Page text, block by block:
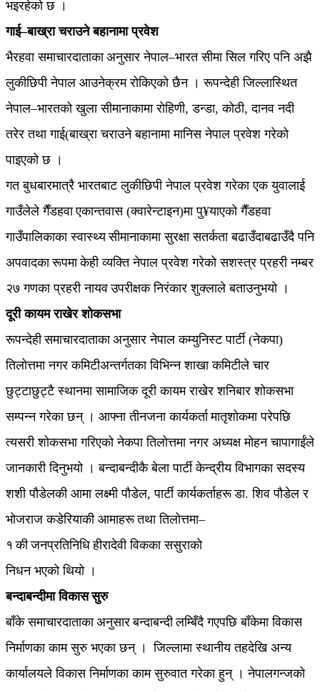
भइरहेको छ ।
गाई–बाख्रा चराउने बहानामा प्रवेश
भैरहवा समाचारदाताका अनुसार नेपाल–भारत सीमा सिल गरिए पनि अझै
लुकीछिपी नेपाल आउनेक्रम रोकिएको छैन । रूपन्देही जिल्लास्थित
नेपाल–भारतको खुला सीमानाकामा रोहिणी, डन्डा, कोठी, दानव नदी
तरेर तथा गाई(बाख्रा चराउने बहानामा मानिस नेपाल प्रवेश गरेको
पाइएको छ ।
गत बुधबारमात्रै भारतबाट लुकीछिपी नेपाल प्रवेश गरेका एक युवालाई
गाउँलेले गैँडहवा एकान्तवास (क्वारेन्टाइन)मा पु¥याएको गैँडहवा
गाउँपालिकाका स्वास्थ्य सीमानाकामा सुरक्षा सतर्कता बढाउँदाबढाउँदै पनि
अपवादका रूपमा केही व्यक्ति नेपाल प्रवेश गरेको सशस्त्र प्रहरी नम्बर
२७ गणका प्रहरी नायव उपरीक्षक निरंकार शुक्लाले बताउनुभयो ।
दूरी कायम राखेर शोकसभा
रूपन्देही समाचारदाताका अनुसार नेपाल कम्युनिस्ट पार्टी (नेकपा)
तिलोत्तमा नगर कमिटीअन्तर्गतका विभिन्न शाखा कमिटीले चार
छुट्टाछुट्टै स्थानमा सामाजिक दूरी कायम राखेर शनिबार शोकसभा
सम्पन्न गरेका छन् । आफ्ना तीनजना कार्यकर्ता मातृशोकमा परेपछि
त्यसरी शोकसभा गरिएको नेकपा तिलोत्तमा नगर अध्यक्ष मोहन चापागाईंले
जानकारी दिनुभयो । बन्दाबन्दीकै बेला पार्टी केन्द्रीय विभागका सदस्य
शशी पौडेलकी आमा लक्ष्मी पौडेल, पार्टी कार्यकर्ताहरू डा. शिव पौडेल र
भोजराज कडेरियाकी आमाहरू तथा तिलोत्तमा–
१ की जनप्रतिनिधि हीरादेवी विकका ससुराको
निधन भएको थियो ।
बन्दाबन्दीमा विकास सुरु
बाँके समाचारदाताका अनुसार बन्दाबन्दी लम्बिँदै गएपछि बाँकेमा विकास
निर्माणका काम सुरु भएका छन् । जिल्लामा स्थानीय तहदेखि अन्य
कार्यालयले विकास निर्माणका काम सुरुवात गरेका हुन् । नेपालगन्जको